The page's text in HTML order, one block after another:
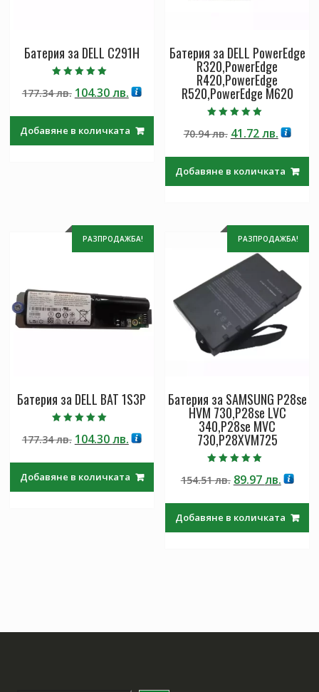
Батерия за DELL C291H
5.00
от 5
177.34лв. Original
177.34 лв..
104.30лв.Текущата
е:
104.30 лв..
Добавяне в количката
Батерия за DELL PowerEdge
R320,PowerEdge
R420,PowerEdge
R520,PowerEdge M620
5.00
от 5
70.94лв. Original
70.94 лв..
41.72лв.
41.72
Добавяне в количката
РАЗПРОДАЖБА!
Батерия за DELL BAT 1S3P
5.00
от 5
177.34лв. Original
177.34 лв..
104.30лв.Текущата
е:
104.30 лв..
Добавяне в количката
РАЗПРОДАЖБА!
Батерия за SAMSUNG P28se
HVM 730,P28se LVC
340,P28se MVC
730,P28XVM725
5.00
от 5
154.51лв. Original
154.51 лв..
89.97лв.
89.97
Добавяне в количката